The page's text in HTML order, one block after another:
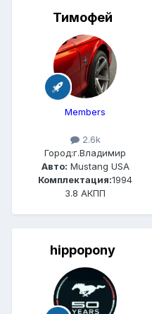
Тимофей
Members
2.6k
Город:г.Владимир
Авто: Mustang USA
Комплектация:1994
3.8 АКПП
hippopony